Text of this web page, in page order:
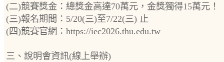
(二)競賽獎金：總獎金高達70萬元，金獎獨得15萬元！
(三)報名期間：5/20(三)至7/22(三) 止
(四)競賽官網：https://iec2026.thu.edu.tw
三、說明會資訊(線上舉辦)